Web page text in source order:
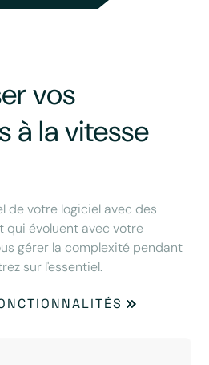
vos
à la vitesse
de votre logiciel avec des
qui évoluent avec votre
gérer la complexité pendant
sur l'essentiel.